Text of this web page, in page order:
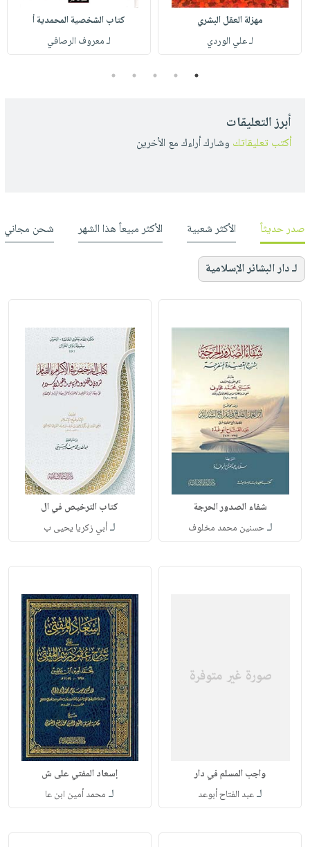
مهزلة العقل البشري
لـ علي الوردي
كتاب الشخصية المحمدية أ
لـ معروف الرصافي
1
2
3
4
5
أبرز التعليقات
أكتب تعليقاتك وشارك أراءك مع الأخرين
صدر حديثاً الأكثر شعبية الأكثر مبيعاً هذا الشهر شحن مجاني
لـ دار البشائر الإسلامية
شفاء الصدور الحرجة
لـحسنين محمد مخلوف
كتاب الترخيص في ال
لـأبي زكريا يحيى ب
واجب المسلم في دار
لـعبد الفتاح أبوعد
إسعاد المفتي على ش
لـ محمد أمين ابن عا